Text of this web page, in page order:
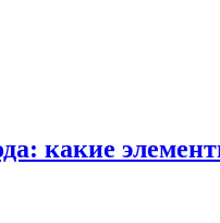
какие